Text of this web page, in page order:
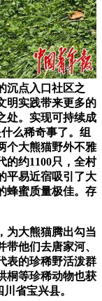
沉点入口社区之
明实践带来更多的
处。实现可持续成
么稀奇事了。组
个大熊猫野外不雅
的约1100只，全村
平易近宿吸引了大
蜂蜜质量极佳。存
大熊猫腾出勾当
他们去唐家河、
表的珍稀野活泼群
桐等珍稀动物也获
省宝兴县。